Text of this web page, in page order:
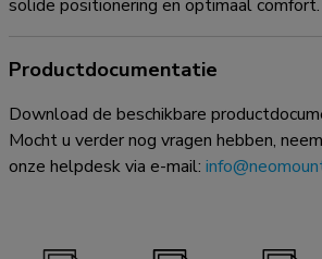
solide positionering en optimaal comfort.
Productdocumentatie
Download de beschikbare
Mocht u verder nog vragen hebben,
onze helpdesk via e-mail: